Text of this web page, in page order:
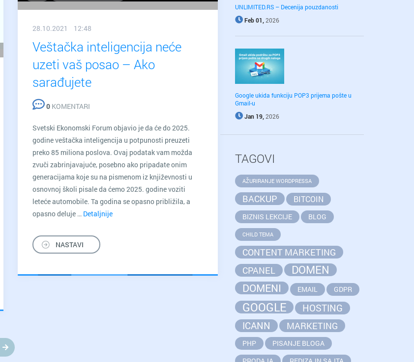
28.10.2021 12:48
Veštačka inteligencija neće
uzeti vaš posao – Ako
sarađujete
0 KOMENTARI
Svetski Ekonomski Forum objavio je da će do 2025.
godine veštačka inteligencija u potpunosti preuzeti
preko 85 miliona poslova. Ovaj podatak vam možda
zvuči zabrinjavajuće, posebno ako pripadate onim
generacijama koje su na pismenom iz književnosti u
osnovnoj školi pisale da ćemo 2025. godine voziti
leteće automobile. Ta godina se opasno približila, a
opasno deluje … Detaljnije
posao
NASTAVI
UNLIMITED.RS – Decenija pouzdanosti
Feb 01, 2026
Google ukida funkciju POP3 prijema pošte u
Gmail-u
Jan 19, 2026
TAGOVI
AŽURIRANJE WORDPRESSA
BACKUP BITCOIN
BIZNIS LEKCIJE BLOG
CHILD TEMA
CONTENT MARKETING
CPANEL
DOMEN
DOMENI EMAIL GDPR
GOOGLE
HOSTING
ICANN
MARKETING
PHP
PISANJE BLOGA